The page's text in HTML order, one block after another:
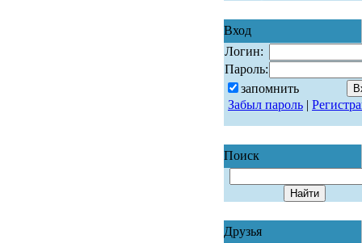
Вход
Логин:
Пароль:
запомнить
Забыл пароль|
Поиск
Друзья